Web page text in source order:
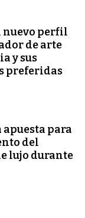
nuevo perfil
de arte
y sus
preferidas
apuesta para
del
lujo durante